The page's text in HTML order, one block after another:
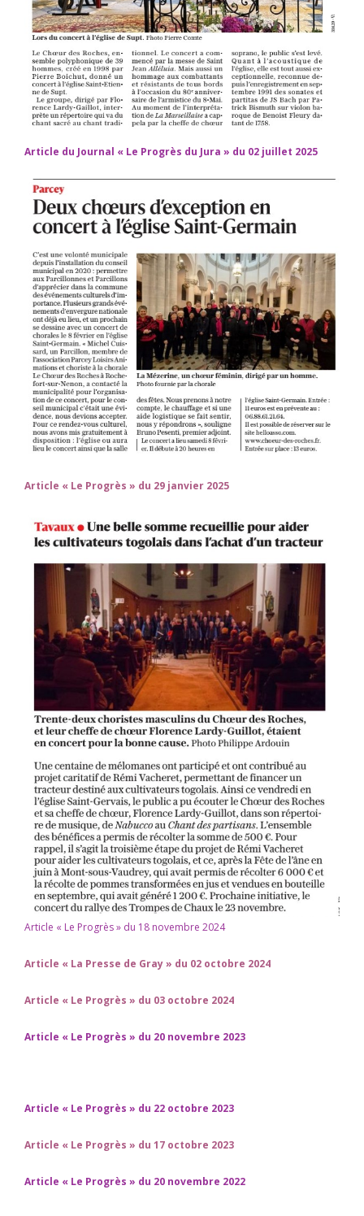
Article du Journal « Le Progrès du Jura » du 02 juillet 2025
Article « Le Progrès » du 29 janvier 2025
Article « Le Progrès » du 18 novembre 2024
Article « La Presse de Gray » du 02 octobre 2024
Article « Le Progrès » du 03 octobre 2024
Article « Le Progrès » du 20 novembre 2023
Article « Le Progrès » du 22 octobre 2023
Article « Le Progrès » du 17 octobre 2023
Article « Le Progrès » du 20 novembre 2022